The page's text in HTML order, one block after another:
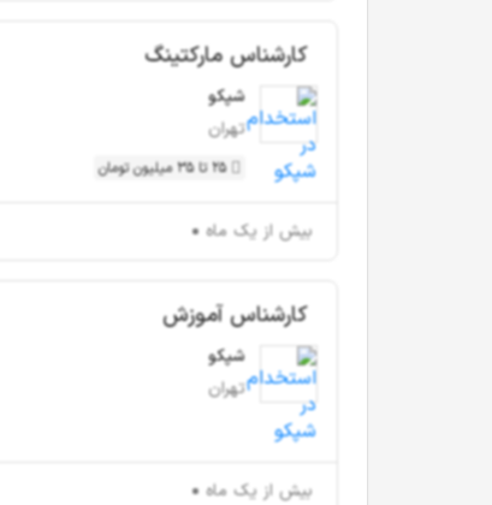
کارشناس مارکتینگ
شپکو
تهران
25 تا 35 میلیون تومان
بیش از یک ماه
کارشناس آموزش
شپکو
تهران
بیش از یک ماه